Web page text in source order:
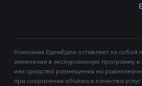
Компания ЕдемЕдем оставляет за собой
изменения в экскурсионную программу и
или средства размещения на
при сохранении объёма и качества